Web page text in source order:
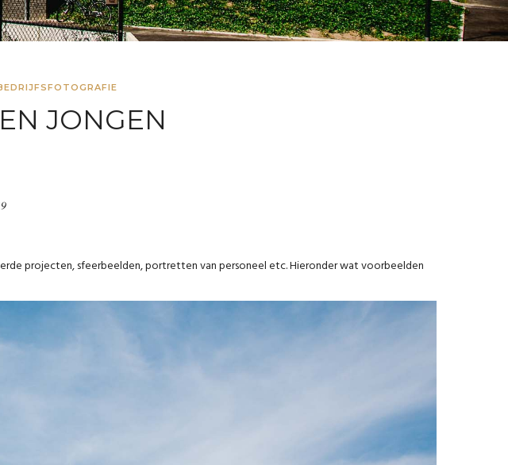
JONGEN
projecten, sfeerbeelden, portretten van personeel etc. Hieronder wat voorbeelden